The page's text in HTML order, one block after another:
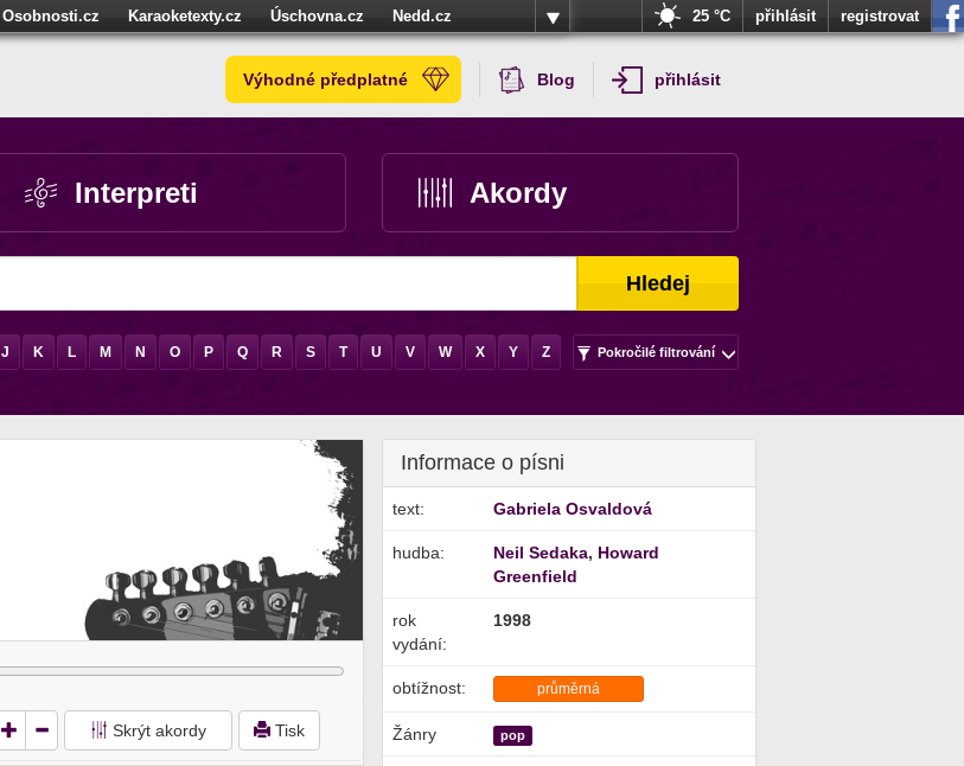
Osobnosti.cz Karaoketexty.cz Úschovna.cz
Nedd.cz
25 °C přihlásit registrovat
Výhodné předplatné Blog přihlásit
Interpreti Akordy
Hledej
J K L M N O P Q R S T U V W X Y Z Pokročilé filtrování
Skrýt akordy Tisk
Informace o písni
text: Gabriela Osvaldová
hudba: Neil Sedaka, Howard
Greenfield
rok
vydání:
1998
obtížnost: průměrná
Žánry pop